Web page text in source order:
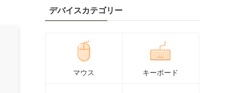
デバイスカテゴリー
マウス キーボード